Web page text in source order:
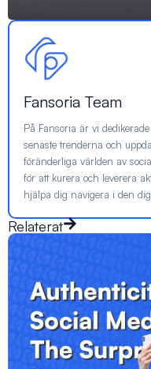
Fansoria Team
På Fansoria är vi
senaste trenderna och
föränderliga världen av
för att kurera och leverera
hjälpa dig navigera i den
Relaterat